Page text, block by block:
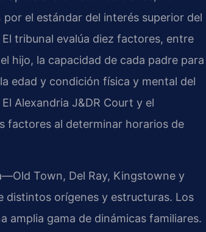
el estándar del interés superior del
tribunal evalúa diez factores, entre
hijo, la capacidad de cada padre para
edad y condición física y mental del
Alexandria J&DR Court y el
factores al determinar horarios de
Town, Del Ray, Kingstowne y
distintos orígenes y estructuras. Los
amplia gama de dinámicas familiares.